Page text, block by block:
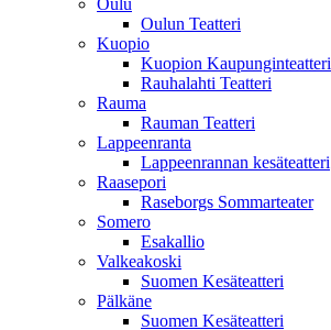
Oulu
Oulun Teatteri
Kuopio
Kuopion Kaupunginteatteri
Rauhalahti Teatteri
Rauma
Rauman Teatteri
Lappeenranta
Lappeenrannan kesäteatteri
Raasepori
Raseborgs Sommarteater
Somero
Esakallio
Valkeakoski
Suomen Kesäteatteri
Pälkäne
Suomen Kesäteatteri